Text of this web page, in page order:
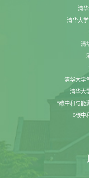
清
清华大
清
清华大学
清华大
“碳中和与能
《碳中